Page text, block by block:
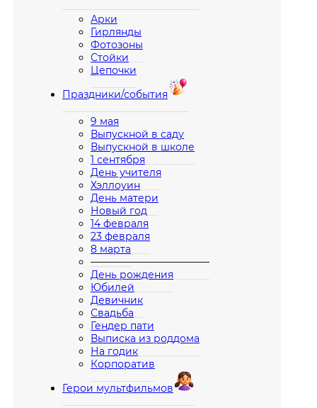
Арки
Гирлянды
Фотозоны
Стойки
Цепочки
Праздники/события
9 мая
Выпускной в саду
Выпускной в школе
1 сентября
День учителя
Хэллоуин
День матери
Новый год
14 февраля
23 февраля
8 марта
————————————
День рождения
Юбилей
Девичник
Свадьба
Гендер пати
Выписка из роддома
На годик
Корпоратив
Герои мультфильмов